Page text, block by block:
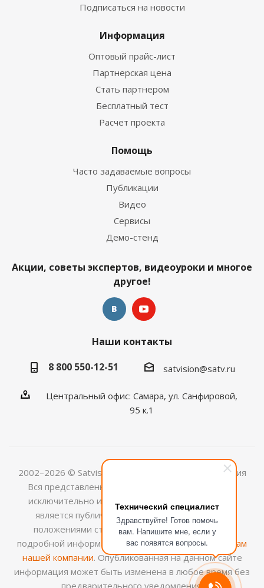
Технический специалист
Здравствуйте! Готов помочь
вам. Напишите мне, если у
вас появятся вопросы.
Подписаться на новости
Информация
Оптовый прайс-лист
Партнерская цена
Стать партнером
Бесплатный тест
Расчет проекта
Помощь
Часто задаваемые вопросы
Публикации
Видео
Сервисы
Демо-стенд
Акции, советы экспертов, видеоуроки и многое
другое!
Наши контакты
8 800 550-12-51
satvision@satv.ru
Центральный офис: Самара, ул. Санфировой,
95 к.1
2002–2026 © Satvision — системы видеонаблюдения
Вся представленная на сайте информация носит
исключительно информационный характер и не
является публичной офертой, определяемой
положениями ст.437 (2) ГК РФ. Для получения
подробной информации обращайтесь кменеджерам
нашей компании. Опубликованная на данном сайте
информация может быть изменена в любое время без
предварительного уведомления.